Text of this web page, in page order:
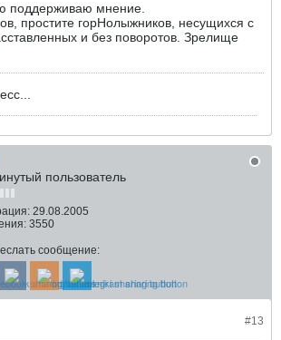
поддерживаю мнение.
простите горНолыжников, несущихся с
и без поворотов. Зрелище
пользователь
29.08.2005
3550
сообщение:
#13